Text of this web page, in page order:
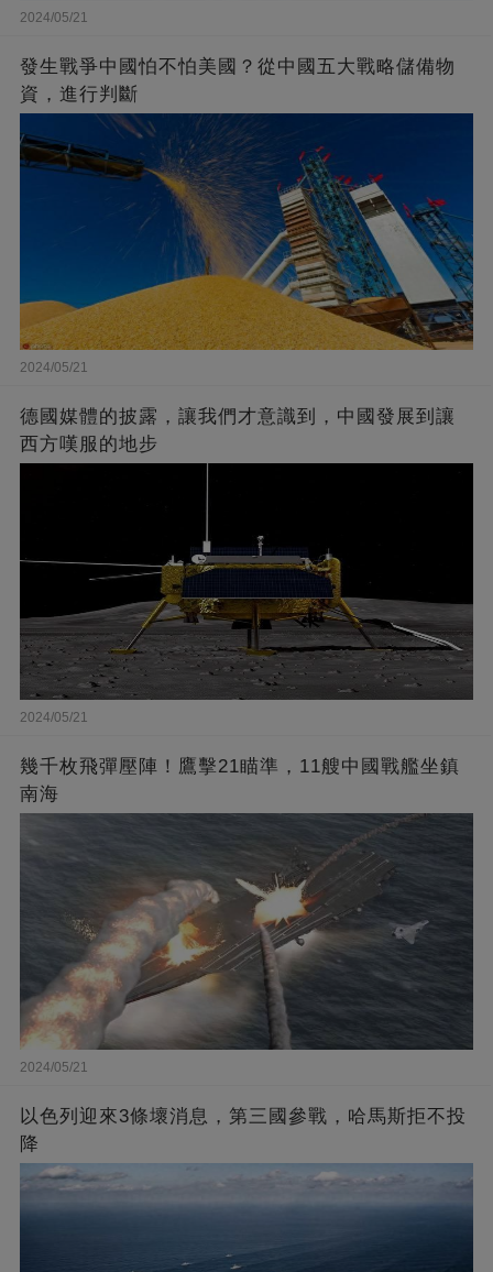
2024/05/21
發生戰爭中國怕不怕美國？從中國五大戰略儲備物
資，進行判斷
2024/05/21
德國媒體的披露，讓我們才意識到，中國發展到讓
西方嘆服的地步
2024/05/21
幾千枚飛彈壓陣！鷹擊21瞄準，11艘中國戰艦坐鎮
南海
2024/05/21
以色列迎來3條壞消息，第三國參戰，哈馬斯拒不投
降